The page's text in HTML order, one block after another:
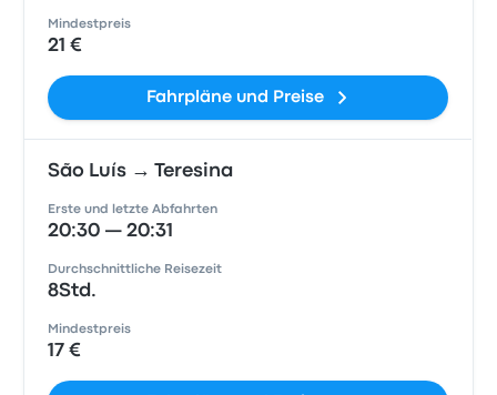
Mindestpreis
21 €
Fahrpläne und Preise
São Luís → Teresina
Erste und letzte Abfahrten
20:30 — 20:31
Durchschnittliche Reisezeit
8Std.
Mindestpreis
17 €